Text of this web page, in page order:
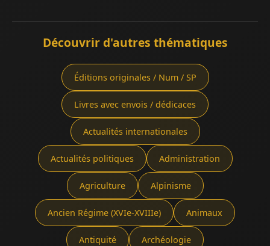
Découvrir d'autres thématiques
Éditions originales / Num / SP
Livres avec envois / dédicaces
Actualités internationales
Actualités politiques Administration
Agriculture Alpinisme
Ancien Régime (XVIe-XVIIIe) Animaux
Antiquité Archéologie